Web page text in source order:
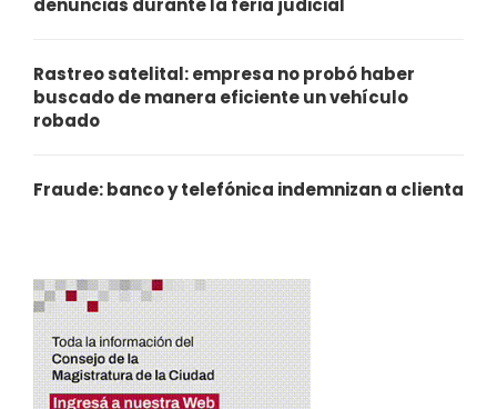
denuncias durante la feria judicial
Rastreo satelital: empresa no probó haber
buscado de manera eficiente un vehículo
robado
Fraude: banco y telefónica indemnizan a clienta